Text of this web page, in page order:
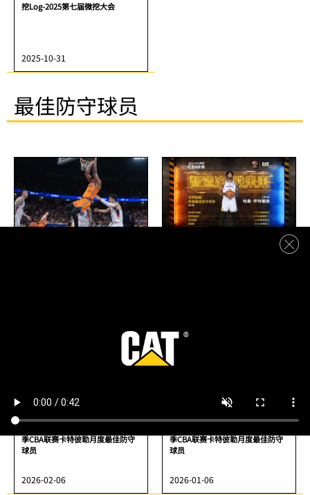
挖Log-2025第七届微挖大会
2025-10-31
最佳防守球员
哈桑·怀特塞德荣获2025-2026赛
季CBA联赛卡特彼勒月度最佳防守
球员
2026-02-06
季CBA联赛卡特彼勒月度最佳防守
球员
2026-01-06